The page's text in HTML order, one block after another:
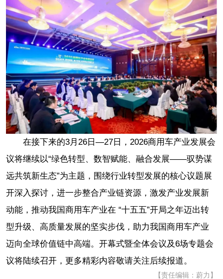
在接下来的3月26日—27日，2026商用车产业发展会
议将继续以“绿色转型、数智赋能、融合发展——驭势谋
远共筑新生态”为主题，围绕行业转型发展的核心议题展
开深入探讨，进一步整合产业链资源，激发产业发展新
动能，推动我国商用车产业在 “十五五”开局之年迈出转
型升级、高质量发展的坚实步伐，助力我国商用车产业
迈向全球价值链中高端。开幕式暨全体会议及6场专题会
议将陆续召开，更多精彩内容敬请关注后续报道。
【责任编辑：蔚力】